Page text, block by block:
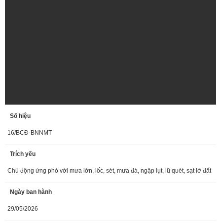
Số hiệu
16/BCĐ-BNNMT
Trích yếu
Chủ động ứng phó với mưa lớn, lốc, sét, mưa đá, ngập lụt, lũ quét, sạt lở đất
Ngày ban hành
29/05/2026